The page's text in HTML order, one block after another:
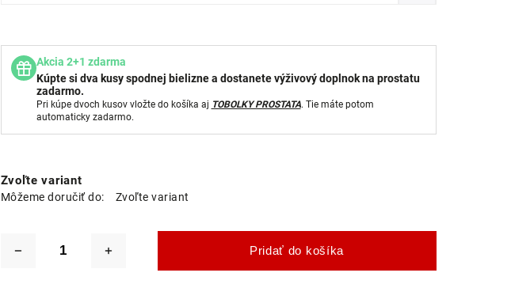
Zvoľte variant
Môžeme doručiť do: Zvoľte variant
Pridať do košíka
Akcia 2+1 zdarma
Kúpte si dva kusy spodnej bielizne a dostanete výživový doplnok na prostatu
zadarmo.
Pri kúpe dvoch kusov vložte do košíka aj TOBOLKY PROSTATA. Tie máte potom
automaticky zadarmo.